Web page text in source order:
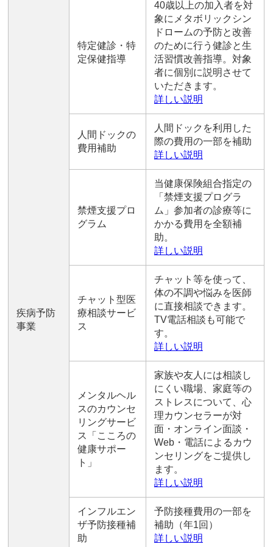
疾病予防
事業
特定健診・特
定保健指導
40歳以上の加入者を対
象にメタボリックシン
ドロームの予防と改善
のために行う健診と生
活習慣改善指導。対象
者に個別に説明させて
いただきます。
詳しい説明
人間ドックの
費用補助
人間ドックを利用した
際の費用の一部を補助
詳しい説明
禁煙支援プロ
グラム
当健康保険組合指定の
「禁煙支援プログラ
ム」参加者の診療等に
かかる費用を全額補
助。
詳しい説明
チャット型医
療相談サービ
ス
チャット等を使って、
体の不調や悩みを医師
に直接相談できます。
TV電話相談も可能で
す。
詳しい説明
メンタルヘル
スのカウンセ
リングサービ
ス「こころの
健康サポー
ト」
家族や友人には相談し
にくい職場、家庭等の
ストレスについて、心
理カウンセラーが対
面・オンライン面談・
Web・電話によるカウ
ンセリングをご提供し
ます。
詳しい説明
インフルエン
ザ予防接種補
助
予防接種費用の一部を
補助（年1回）
詳しい説明